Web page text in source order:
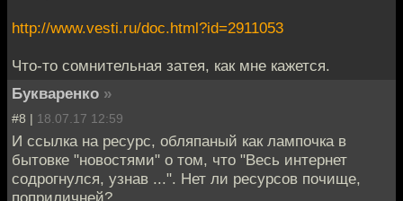
http://www.vesti.ru/doc.html?id=2911053
Что-то сомнительная затея, как мне кажется.
Букваренко »
#8 | 18.07.17 12:59
И ссылка на ресурс, обляпаный как лампочка в
бытовке "новостями" о том, что "Весь интернет
содрогнулся, узнав ...". Нет ли ресурсов почище,
поприличней?